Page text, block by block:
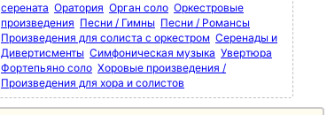
серената Оратория Орган соло Оркестровые
произведения Песни / Гимны Песни / Романсы
Произведения для солиста с оркестром Серенады и
Дивертисменты Симфоническая музыка Увертюра
Фортепьяно соло Хоровые произведения /
Произведения для хора и солистов